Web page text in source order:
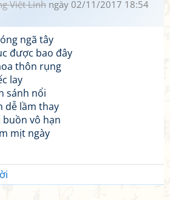
Việt Linh ngày 02/11/2017 18:54
ngã tây
được bao đây
thôn rụng
lay
sánh nổi
dễ lầm thay
buồn vô hạn
mịt ngày